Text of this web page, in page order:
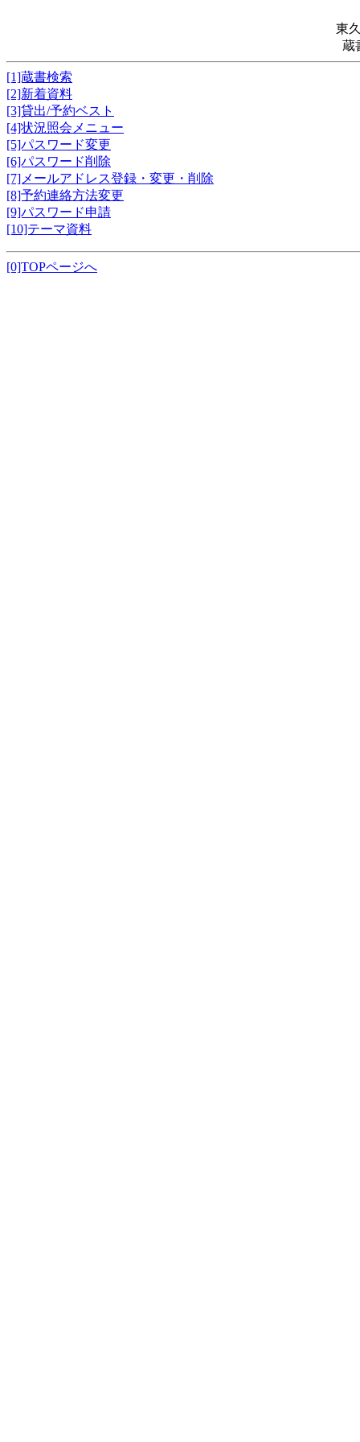
東
蔵
[1]蔵書検索
[2]新着資料
[3]貸出/予約ベスト
[4]状況照会メニュー
[5]パスワード変更
[6]パスワード削除
[7]メールアドレス登録・変更・削除
[8]予約連絡方法変更
[9]パスワード申請
[10]テーマ資料
[0]TOPページへ